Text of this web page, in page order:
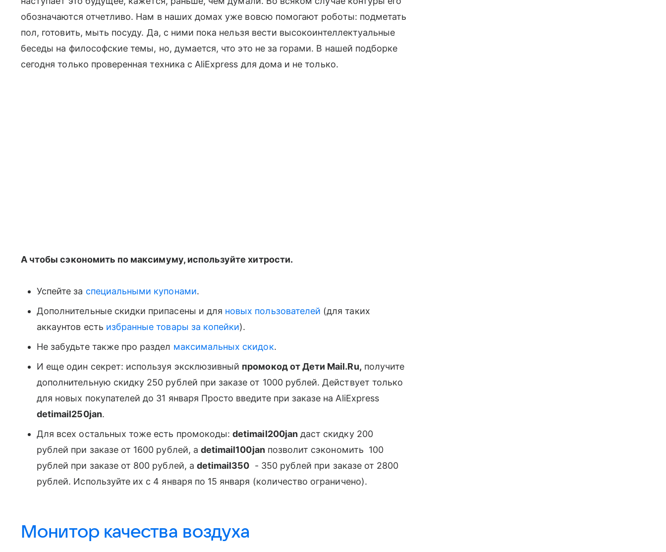
обозначаются отчетливо. Нам в наших домах уже вовсю помогают роботы: подметать
пол, готовить, мыть посуду. Да, с ними пока нельзя вести высокоинтеллектуальные
беседы на философские темы, но, думается, что это не за горами. В нашей подборке
сегодня только проверенная техника с AliExpress для дома и не только.
А чтобы сэкономить по максимуму, используйте хитрости.
Успейте за специальными купонами.
Дополнительные скидки припасены и для новых пользователей (для таких
аккаунтов есть избранные товары за копейки).
Не забудьте также про раздел максимальных скидок.
И еще один секрет: используя эксклюзивный промокод от Дети Mail.Ru, получите
дополнительную​ скидку​ 250​ рублей​ при​ заказе​ от​ 1000​ рублей​. Действует только
для новых покупателей до​ 31​ января Просто введите при заказе на AliExpress
detimail250jan​.
Для всех остальных тоже есть промокоды:detimail200jan​ даст скидку​ 200​
рублей​ при​ заказе​ от​ 1600​ рублей​, а detimail100janпозволит сэкономить ​​ 100​
рублей​ при​ заказе​ от​ 800​ рублей​, а detimail350 ​ ​ - 350​ рублей​ при​ заказе​ от​ 2800​
рублей​. Используйте их​ с​ 4​ января​ по​ 15​ января​ (количество ограничено).
Монитор качества воздуха